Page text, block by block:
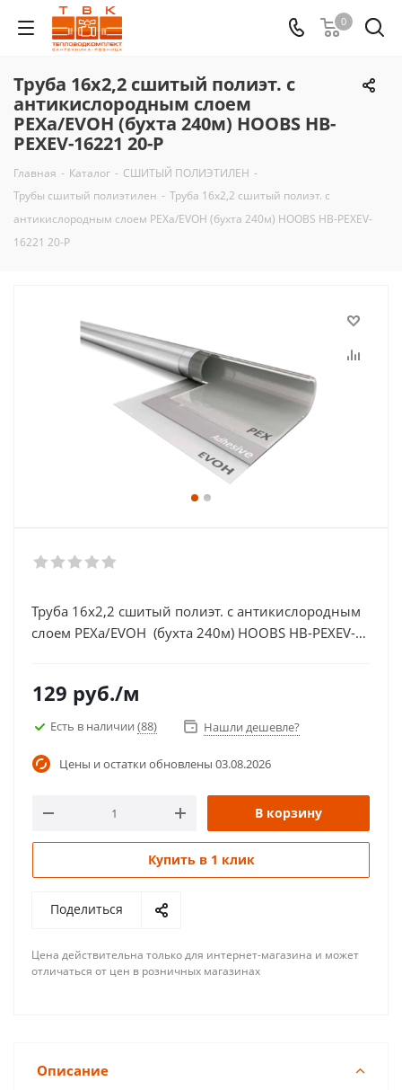
0
Труба 16х2,2 сшитый полиэт. с
антикислородным слоем
PEXa/EVOH (бухта 240м) HOOBS HB-
PEXEV-16221 20-P
Главная - Каталог - СШИТЫЙ ПОЛИЭТИЛЕН -
Трубы сшитый полиэтилен - Труба 16х2,2 сшитый полиэт. с
антикислородным слоем PEXa/EVOH (бухта 240м) HOOBS HB-PEXEV-
16221 20-P
Труба 16х2,2 сшитый полиэт. с антикислородным
слоем PEXa/EVOH (бухта 240м) HOOBS HB-PEXEV-
129 руб./м
Есть в наличии (88) Нашли дешевле?
Цены и остатки обновлены 03.08.2026
В корзину
Купить в 1 клик
Поделиться
Цена действительна только для интернет-магазина и может
отличаться от цен в розничных магазинах
Описание